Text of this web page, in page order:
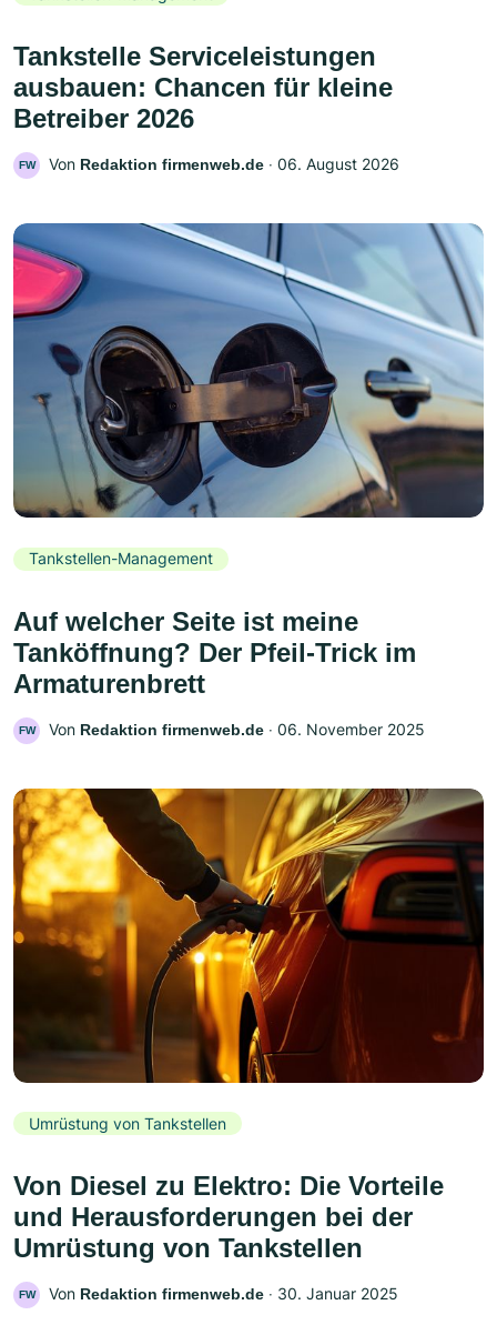
Tankstelle Serviceleistungen
ausbauen: Chancen für kleine
Betreiber 2026
FW Von Redaktion firmenweb.de ‧ 06. August 2026
Tankstellen-Management
Auf welcher Seite ist meine
Tanköffnung? Der Pfeil-Trick im
Armaturenbrett
FW Von Redaktion firmenweb.de ‧ 06. November 2025
Umrüstung von Tankstellen
Von Diesel zu Elektro: Die Vorteile
und Herausforderungen bei der
Umrüstung von Tankstellen
FW Von Redaktion firmenweb.de ‧ 30. Januar 2025